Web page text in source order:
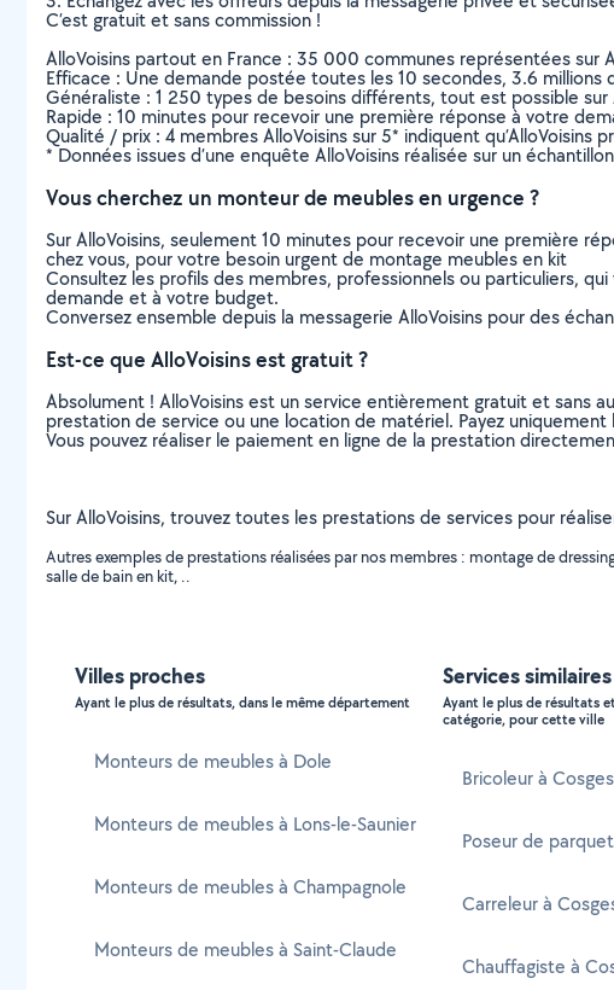
C’est gratuit et sans commission !
AlloVoisins partout en France : 35 000 communes représentées sur
Efficace : Une demande postée toutes les 10 secondes, 3.6 millions
Généraliste : 1 250 types de besoins différents, tout est possible
Rapide : 10 minutes pour recevoir une première réponse à votre
Qualité / prix : 4 membres AlloVoisins sur 5* indiquent qu’AlloVoisins
* Données issues d’une enquête AlloVoisins réalisée sur un
Vous cherchez un monteur de meubles en urgence ?
Sur AlloVoisins, seulement 10 minutes pour recevoir une première
chez vous, pour votre besoin urgent de montage meubles en kit
Consultez les profils des membres, professionnels ou particuliers,
demande et à votre budget.
Conversez ensemble depuis la messagerie AlloVoisins pour des
Est-ce que AlloVoisins est gratuit ?
Absolument ! AlloVoisins est un service entièrement gratuit et sans
prestation de service ou une location de matériel. Payez
Vous pouvez réaliser le paiement en ligne de la prestation
Sur AlloVoisins, trouvez toutes les prestations de services pour
Autres exemples de prestations réalisées par nos membres : montage de
salle de bain en kit, ..
Villes proches
Ayant le plus de résultats, dans le même département
Monteurs de meubles à Dole
Monteurs de meubles à Lons-le-Saunier
Monteurs de meubles à Champagnole
Monteurs de meubles à Saint-Claude
Services
Ayant le plus de résultats
catégorie, pour cette ville
Bricoleur à Cosges
Poseur de
Carreleur à
Chauffagiste à